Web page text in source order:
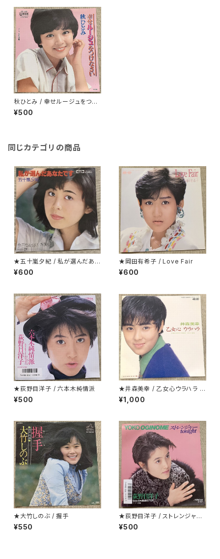
秋ひとみ / 幸せルージュをつけ
なさい
¥500
同じカテゴリの商品
★五十嵐夕紀 / 私が選んだあな
たです
¥600
★岡田有希子 / Love Fair
¥600
★荻野目洋子 / 六本木純情派
¥500
★井森美幸 / 乙女心ウラハラ プ
ロモ
¥1,000
★大竹しのぶ / 握手
¥550
★荻野目洋子 / ストレンジャーt
onight
¥500